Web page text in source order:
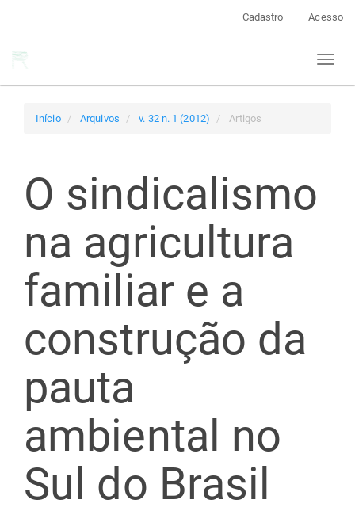
Cadastro Acesso
Toggle
Início Arquivos v. 32 n. 1 (2012) Artigos
O sindicalismo
na agricultura
familiar e a
construção da
pauta
ambiental no
Sul do Brasil